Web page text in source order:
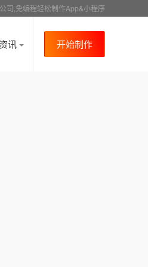
司,免编程轻松制作App&小程序
讯 开始制作